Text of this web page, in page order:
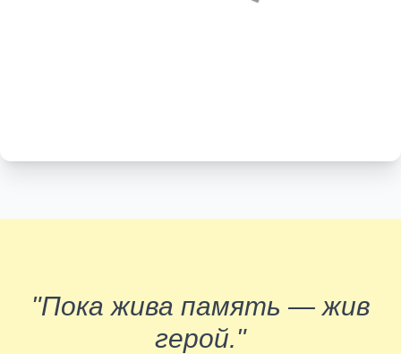
"Пока жива память — жив
герой."